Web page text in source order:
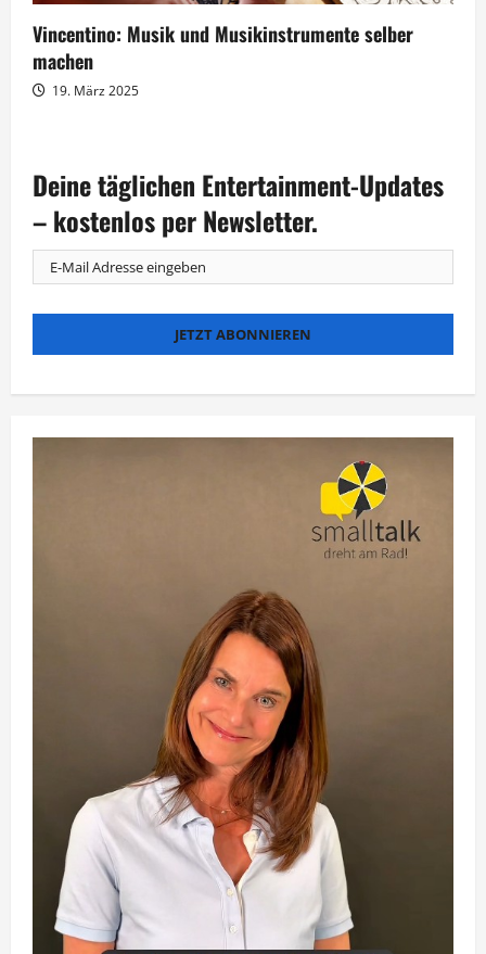
Vincentino: Musik und Musikinstrumente selber
machen
19. März 2025
Deine täglichen Entertainment-Updates
– kostenlos per Newsletter.